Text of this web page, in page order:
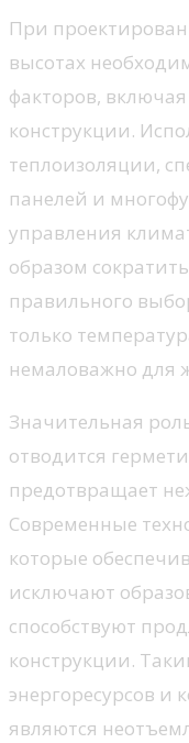
При
высотах
факторов,
конструкции.
теплоизоляции,
панелей и
управления
образом
правильного
только
немаловажно для
Значительная
отводится
предотвращает
Современные
которые
исключают
способствуют
конструкции.
энергоресурсов и
являются